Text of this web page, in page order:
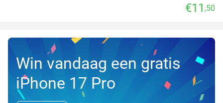
€11 ,50
Win vandaag een gratis
iPhone 17 Pro